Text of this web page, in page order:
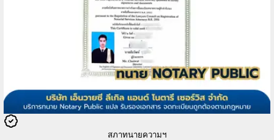
สภาทนายความฯ